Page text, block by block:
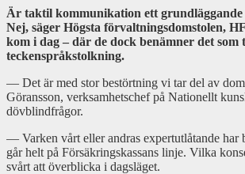
Är taktil kommunikation ett grundläggande
Nej, säger Högsta förvaltningsdomstolen,
kom i dag – där de dock benämner det som
teckenspråkstolkning.
— Det är med stor bestörtning vi tar del av
Göransson, verksamhetschef på Nationellt
dövblindfrågor.
— Varken vårt eller andras expertutlåtande har
går helt på Försäkringskassans linje. Vilka
svårt att överblicka i dagsläget.